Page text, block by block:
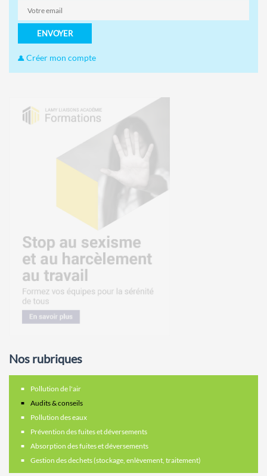
ENVOYER
Créer mon compte
Nos rubriques
Pollution de l'air
Audits & conseils
Pollution des eaux
Prévention des fuites et déversements
Absorption des fuites et déversements
Gestion des dechets (stockage, enlèvement, traitement)